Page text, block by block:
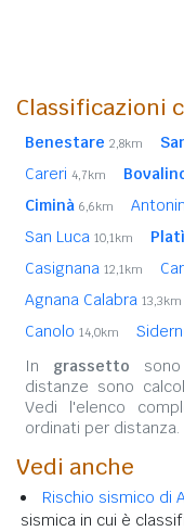
Classificazioni
Benestare 2,8km
Careri 4,7km
Ciminà 6,6km
San Luca 10,1km Platì
Casignana 12,1km
Agnana Calabra 13,3km
Canolo 14,0km
In grassetto
distanze sono
Vedi l'elenco
ordinati per distanza.
Vedi anche
Rischio sismico di
sismica in cui è